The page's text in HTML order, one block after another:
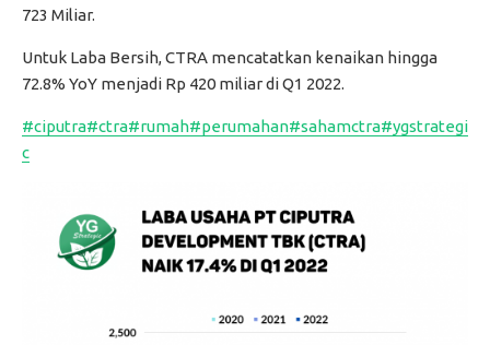
723 Miliar.
Untuk Laba Bersih, CTRA mencatatkan kenaikan hingga
72.8% YoY menjadi Rp 420 miliar di Q1 2022.
#ciputra#ctra#rumah#perumahan#sahamctra#ygstrategi
c